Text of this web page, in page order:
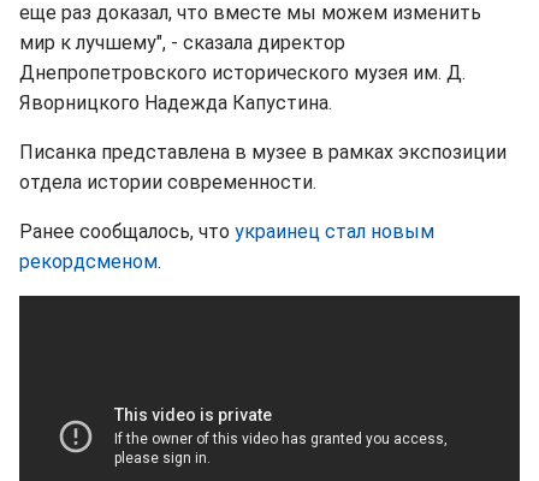
еще раз доказал, что вместе мы можем изменить
мир к лучшему", - сказала директор
Днепропетровского исторического музея им. Д.
Яворницкого Надежда Капустина.
Писанка представлена ​​в музее в рамках экспозиции
отдела истории современности.
Ранее сообщалось, что украинец стал новым
рекордсменом.